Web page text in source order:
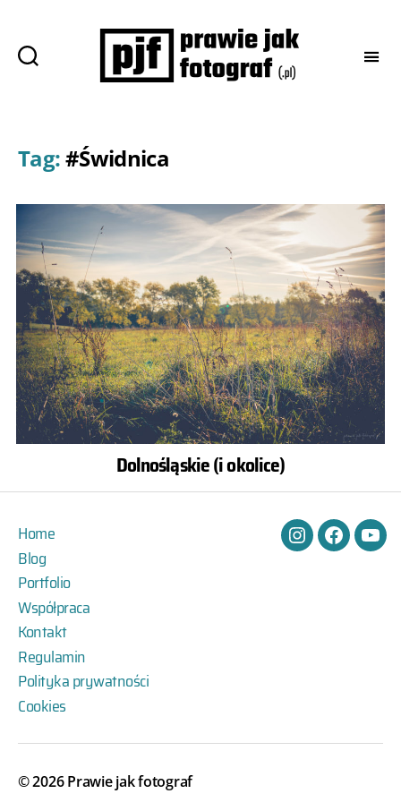
Tag:#Świdnica
Dolnośląskie (i okolice)
Home
Blog
Portfolio
Współpraca
Kontakt
Regulamin
Polityka prywatności
Cookies
Instagram
Facebook
© 2026Prawie jak fotograf